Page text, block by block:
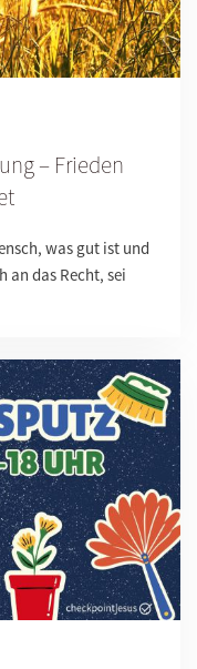
– Frieden
was gut ist und
an das Recht, sei